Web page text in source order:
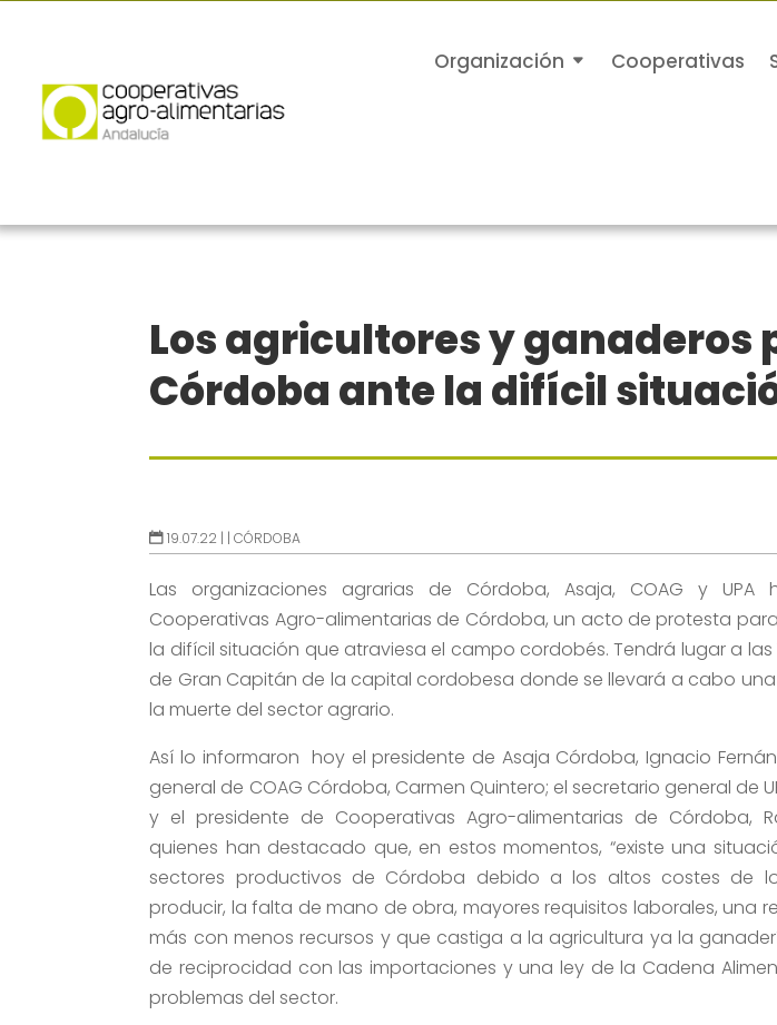
Organización Cooperativas
Los agricultores y ganaderos
Córdoba ante la difícil
19.07.22 | |CÓRDOBA
Las organizaciones agrarias de Córdoba, Asaja, COAG y
Cooperativas Agro-alimentarias de Córdoba, un acto de protesta
la difícil situación que atraviesa el campo cordobés. Tendrá lugar a las
de Gran Capitán de la capital cordobesa donde se llevará a cabo
la muerte del sector agrario.
Así lo informaron hoy el presidente de Asaja Córdoba, Ignacio
general de COAG Córdoba, Carmen Quintero; el secretario general de
y el presidente de Cooperativas Agro-alimentarias de Córdoba,
quienes han destacado que, en estos momentos, “existe una
sectores productivos de Córdoba debido a los altos costes de
producir, la falta de mano de obra, mayores requisitos laborales, una
más con menos recursos y que castiga a la agricultura ya la
de reciprocidad con las importaciones y una ley de la Cadena
problemas del sector.